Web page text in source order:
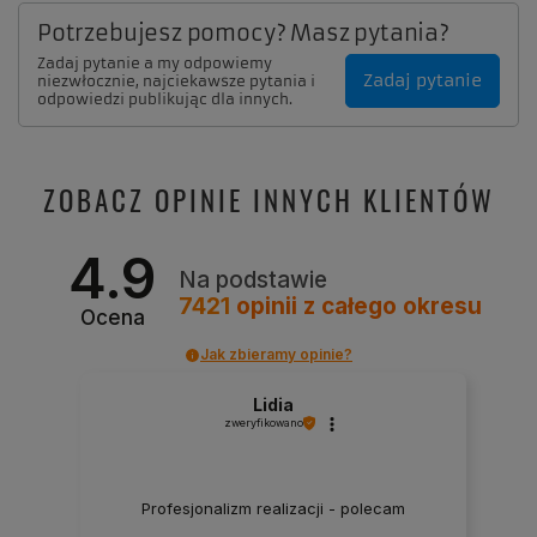
Potrzebujesz pomocy? Masz pytania?
Zadaj pytanie a my odpowiemy
niezwłocznie, najciekawsze pytania i
odpowiedzi publikując dla innych.
Zadaj pytanie
ZOBACZ OPINIE INNYCH KLIENTÓW
4.9
Ocena
Na podstawie
7421 opinii z całego okresu
Jak zbieramy opinie?
Lidia
zweryfikowano
Profesjonalizm realizacji - polecam